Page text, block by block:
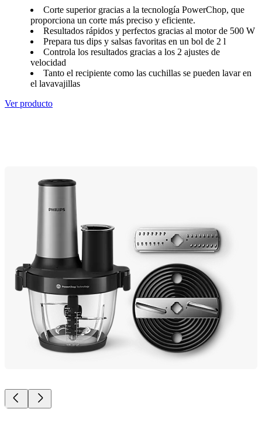
Corte superior gracias a la tecnología PowerChop, que
proporciona un corte más preciso y eficiente.
Resultados rápidos y perfectos gracias al motor de 500 W
Prepara tus dips y salsas favoritas en un bol de 2 l
Controla los resultados gracias a los 2 ajustes de
velocidad
Tanto el recipiente como las cuchillas se pueden lavar en
el lavavajillas
Ver producto